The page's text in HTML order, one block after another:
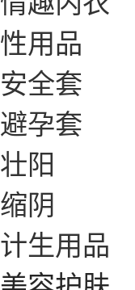
性用品
安全套
避孕套
壮阳
缩阴
计生用品